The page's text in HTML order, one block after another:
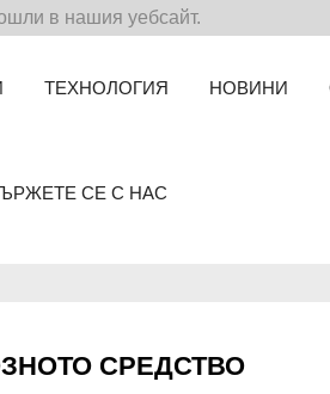
в нашия уебсайт.
ТЕХНОЛОГИЯ НОВИНИ
СЕ С НАС
СРЕДСТВО